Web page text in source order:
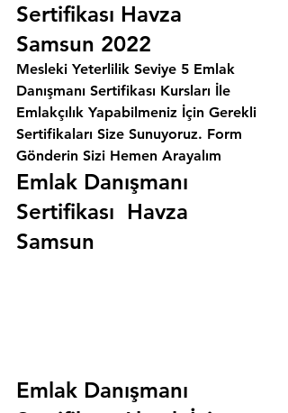
Sertifikası Havza
Samsun 2022
Mesleki Yeterlilik Seviye 5 Emlak
Danışmanı Sertifikası Kursları İle
Emlakçılık Yapabilmeniz İçin Gerekli
Sertifikaları Size Sunuyoruz. Form
Gönderin Sizi Hemen Arayalım
Emlak Danışmanı
Sertifikası  Havza
Samsun
Emlak Danışmanı